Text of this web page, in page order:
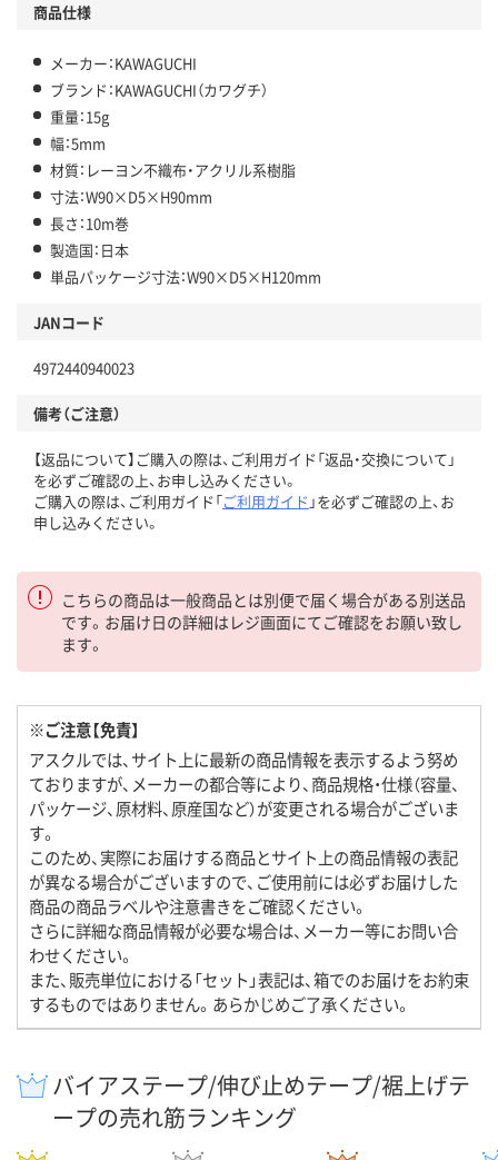
商品仕様
メーカー：KAWAGUCHI
ブランド：KAWAGUCHI（カワグチ）
重量：15g
幅：5mm
材質：レーヨン不織布・アクリル系樹脂
寸法：W90×D5×H90mm
長さ：10m巻
製造国：日本
単品パッケージ寸法：W90×D5×H120mm
JANコード
4972440940023
備考（ご注意）
【返品について】ご購入の際は、ご利用ガイド「返品・交換について」
を必ずご確認の上、お申し込みください。
ご購入の際は、ご利用ガイド「ご利用ガイド 」を必ずご確認の上、お
申し込みください。
こちらの商品は一般商品とは別便で届く場合がある別送品
です。お届け日の詳細はレジ画面にてご確認をお願い致し
ます。
※ご注意【免責】
アスクルでは、サイト上に最新の商品情報を表示するよう努め
ておりますが、メーカーの都合等により、商品規格・仕様（容量、
パッケージ、原材料、原産国など）が変更される場合がございま
す。
このため、実際にお届けする商品とサイト上の商品情報の表記
が異なる場合がございますので、ご使用前には必ずお届けした
商品の商品ラベルや注意書きをご確認ください。
さらに詳細な商品情報が必要な場合は、メーカー等にお問い合
わせください。
また、販売単位における「セット」表記は、箱でのお届けをお約束
するものではありません。あらかじめご了承ください。
バイアステープ/伸び止めテープ/裾上げテ
ープの売れ筋ランキング